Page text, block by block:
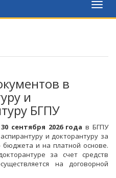
в
и
БГПУ
сентября 2026 года в БГПУ
и докторантуру за
бюджета и на платной основе.
за счет средств
на договорной